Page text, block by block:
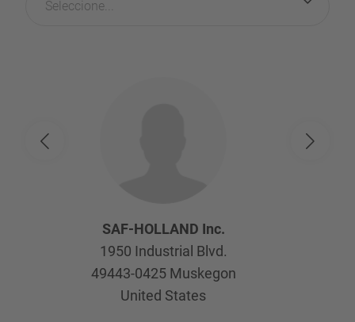
Seleccione...
SAF-HOLLAND Inc.
1950 Industrial Blvd.
49443-0425 Muskegon
United States